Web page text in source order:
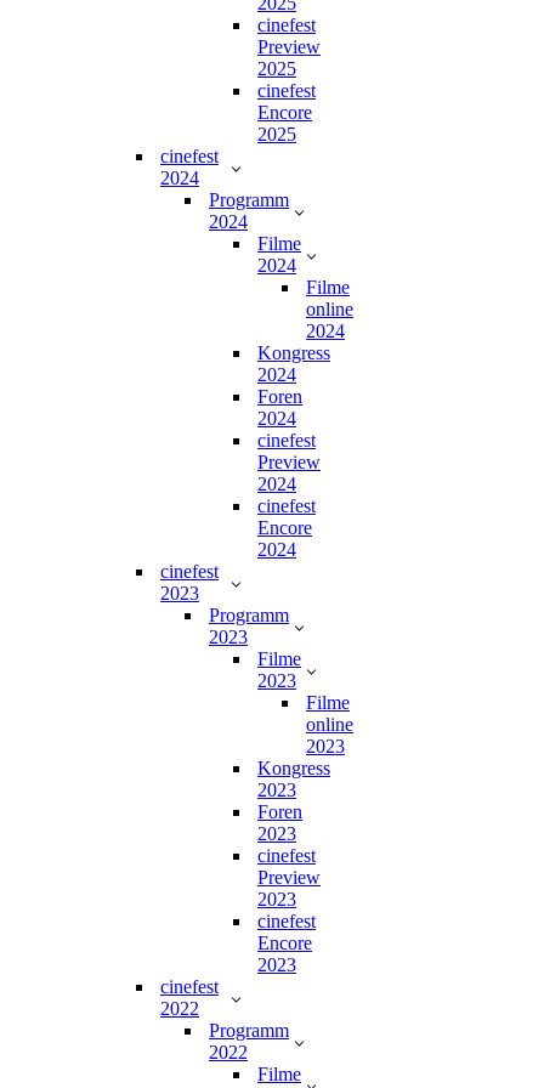
cinefest
Preview
2025
cinefest
Encore
2025
cinefest
2024
Programm
2024
Filme
2024
Filme
online
2024
Kongress
2024
Foren
2024
cinefest
Preview
2024
cinefest
Encore
2024
cinefest
2023
Programm
2023
Filme
2023
Filme
online
2023
Kongress
2023
Foren
2023
cinefest
Preview
2023
cinefest
Encore
2023
cinefest
2022
Programm
2022
Filme